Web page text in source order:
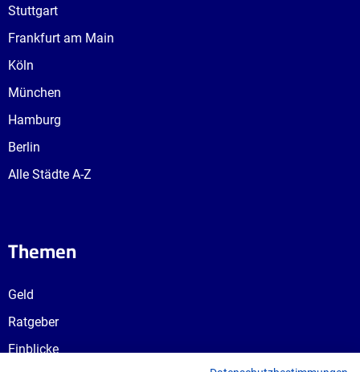
Stuttgart
Frankfurt am Main
Köln
München
Hamburg
Berlin
Alle Städte A-Z
Themen
Geld
Ratgeber
Einblicke